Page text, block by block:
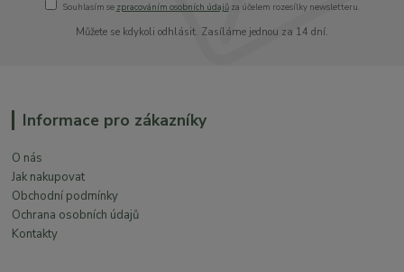
Souhlasím se zpracováním osobních údajůza účelem rozesílky newsletteru.
Můžete se kdykoli odhlásit. Zasíláme jednou za 14 dní.
Informace pro zákazníky
O nás
Jak nakupovat
Obchodní podmínky
Ochrana osobních údajů
Kontakty